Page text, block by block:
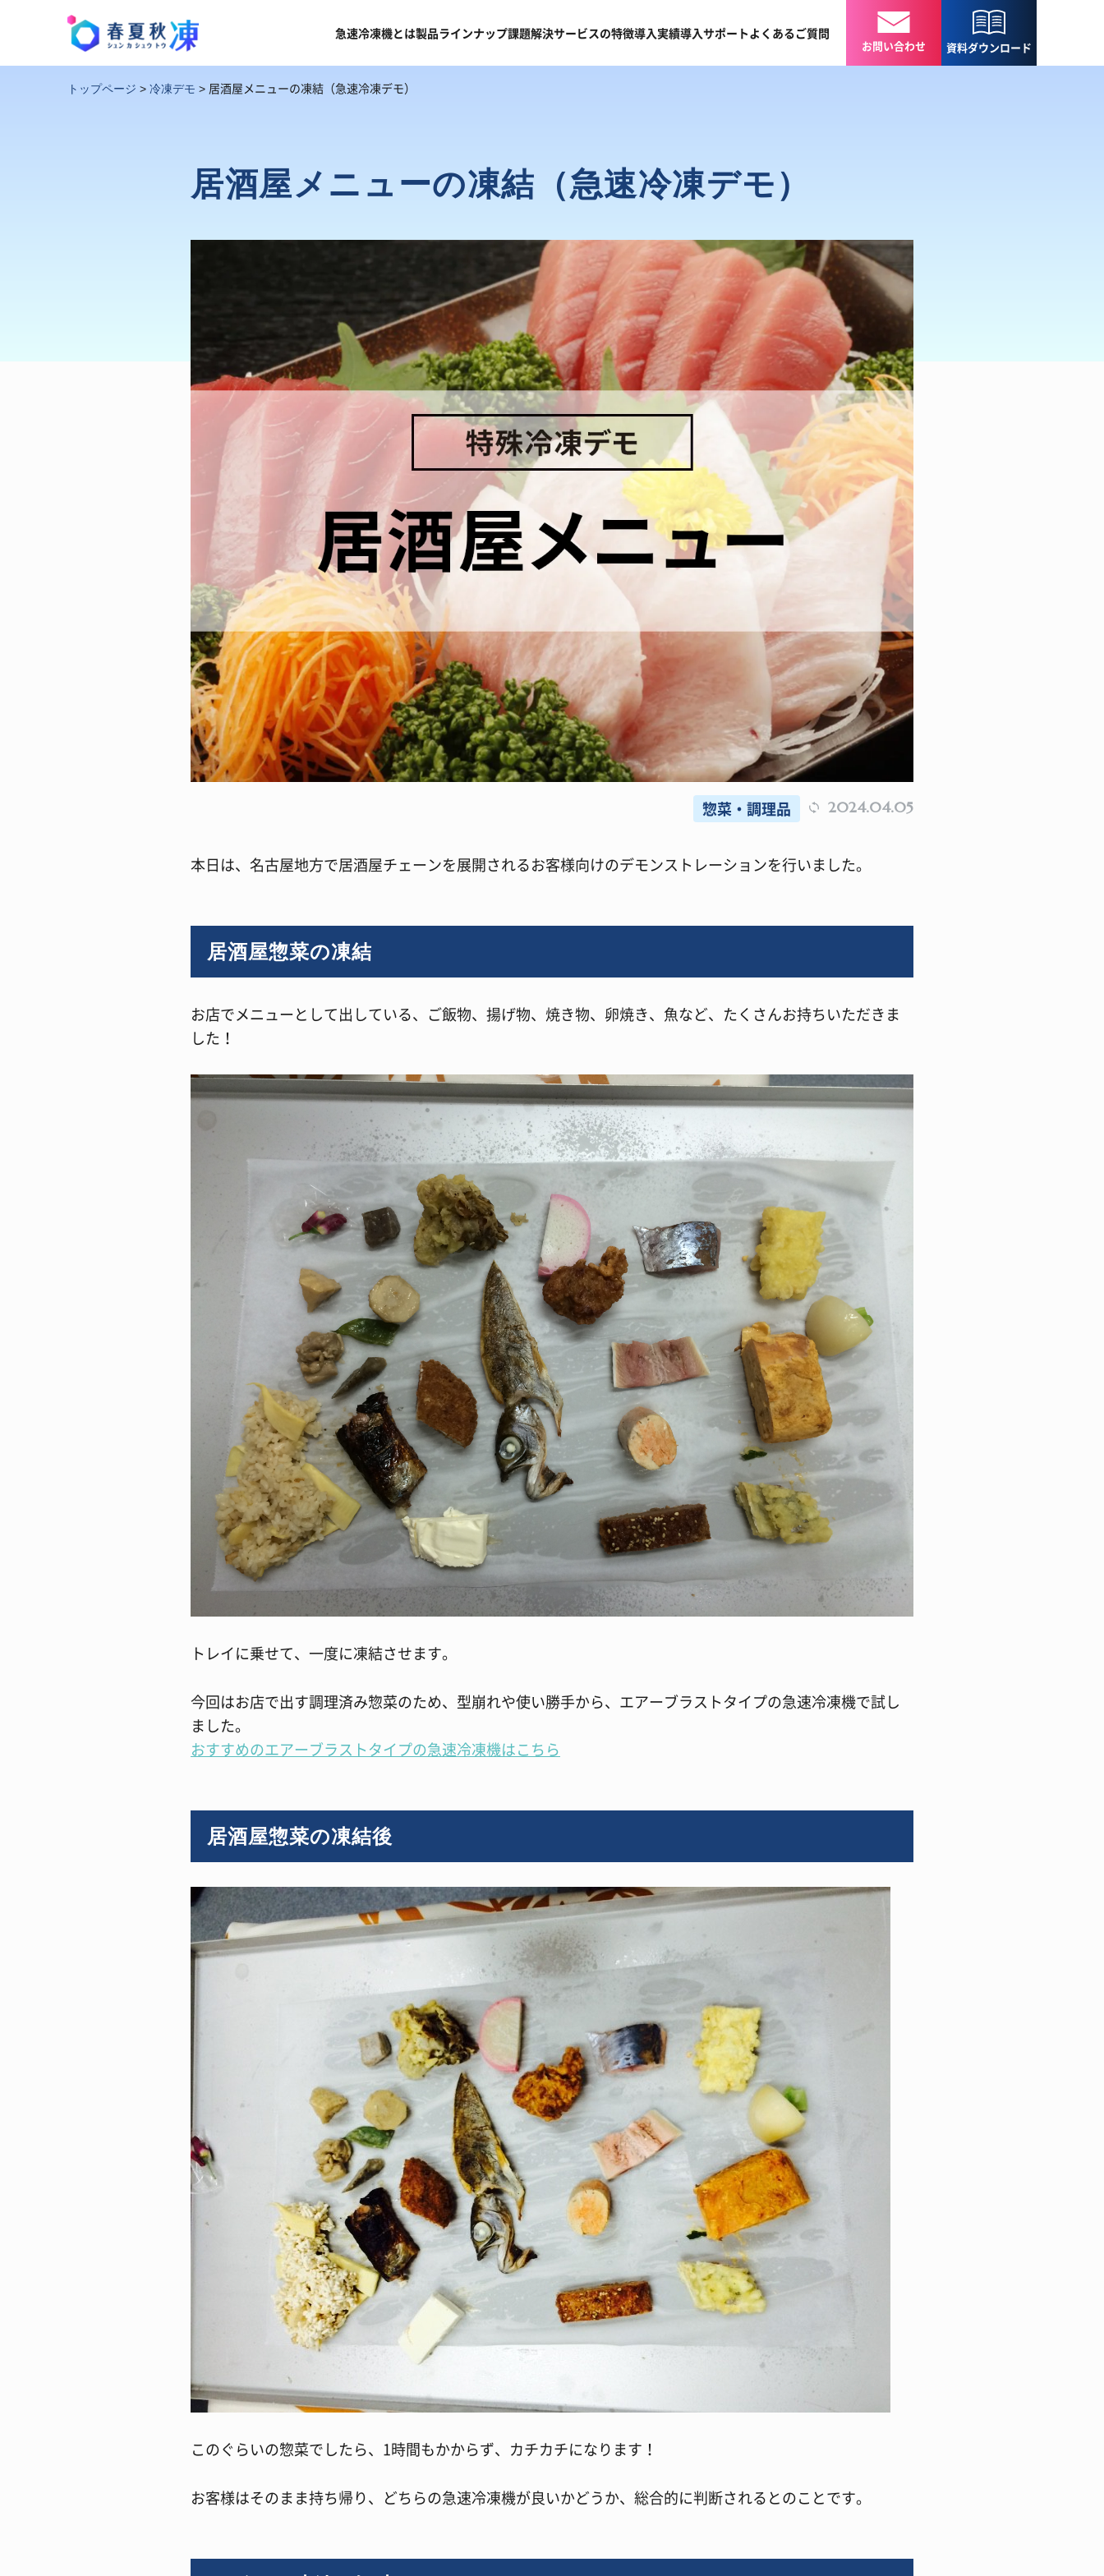
急速冷凍機とは製品ラインナップ課題解決サービスの特徴導入実績導入サポートよくあるご質問
お問い合わせ 資料ダウンロード
トップページ > 冷凍デモ > 居酒屋メニューの凍結（急速冷凍デモ）
居酒屋メニューの凍結（急速冷凍デモ）
惣菜・調理品 2024.04.05
本日は、名古屋地方で居酒屋チェーンを展開されるお客様向けのデモンストレーションを行いました。
居酒屋惣菜の凍結
お店でメニューとして出している、ご飯物、揚げ物、焼き物、卵焼き、魚など、たくさんお持ちいただきま
した！
トレイに乗せて、一度に凍結させます。
今回はお店で出す調理済み惣菜のため、型崩れや使い勝手から、エアーブラストタイプの急速冷凍機で試し
ました。
おすすめのエアーブラストタイプの急速冷凍機はこちら
居酒屋惣菜の凍結後
このぐらいの惣菜でしたら、1時間もかからず、カチカチになります！
お客様はそのまま持ち帰り、どちらの急速冷凍機が良いかどうか、総合的に判断されるとのことです。